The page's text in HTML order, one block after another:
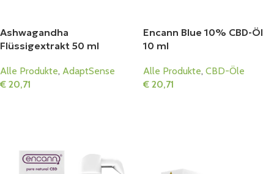
Ashwagandha
Flüssigextrakt 50 ml
Alle Produkte, AdaptSense
€ 20,71
Encann Blue 10% CBD-Öl
10 ml
Alle Produkte, CBD-Öle
€ 20,71